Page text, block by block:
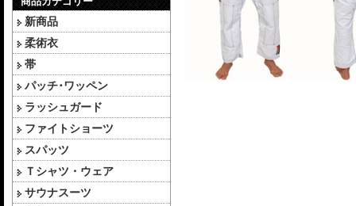
新商品
柔術衣
帯
パッチ･ワッペン
ラッシュガード
ファイトショーツ
スパッツ
Ｔシャツ・ウェア
サウナスーツ